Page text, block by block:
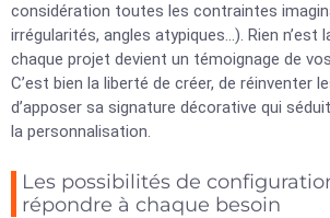
considération toutes les contraintes
irrégularités, angles atypiques…). Rien n’est
chaque projet devient un témoignage de
C’est bien la liberté de créer, de réinventer
d’apposer sa signature décorative qui
la personnalisation.
Les possibilités de
répondre à chaque besoin